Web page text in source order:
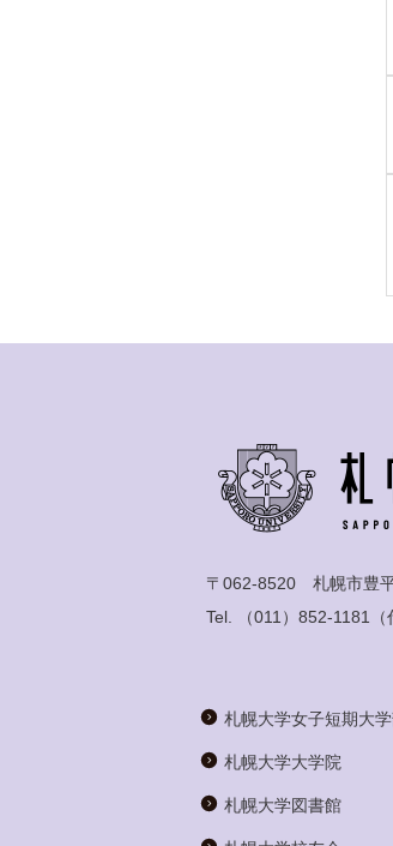
〒062-8520 札幌市豊
Tel.
（011）852-1181
札幌大学女子短期大
札幌大学大学院
札幌大学図書館